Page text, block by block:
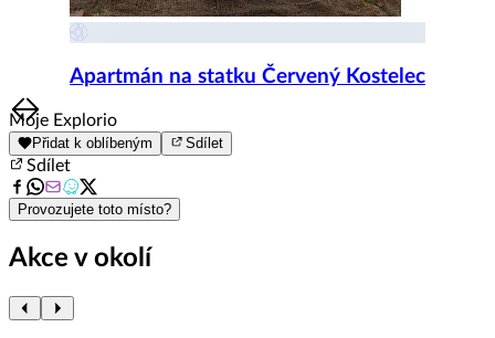
Apartmán na statku Červený Kostelec
Item
1
of
8
Moje Explorio
Přidat k oblíbeným Sdílet
Sdílet
Provozujete toto místo?
Akce v okolí